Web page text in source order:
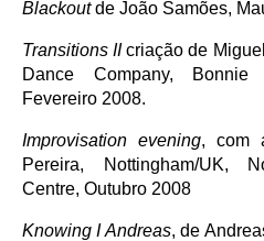
Blackoutde João Samões,
Transitions IIcriação de
Dance Company,
Fevereiro 2008.
Improvisation evening, com
Pereira, Nottingham/UK,
Centre, Outubro 2008
Knowing I Andreas, de